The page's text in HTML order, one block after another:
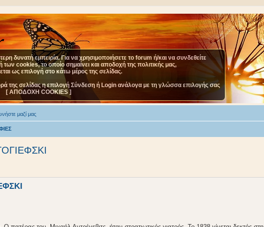
μαζί μας
δυνατή εμπειρία. Για να χρησιμοποιήσετε το forum ή/και να συνδεθείτε
cookies, το οποίο σημαίνει και αποδοχή της πολιτικής μας,
ως επιλογή στο κάτω μέρος της σελίδας.
της σελίδας η επιλογή Σύνδεση ή Login ανάλογα με τη γλώσσα επιλογής σας
[ ΑΠΟΔΟΧΗ COOKIES ]